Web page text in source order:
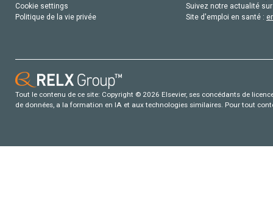
Cookie settings
Politique de la vie privée
Suivez notre actualité
Site d'emploi en santé :
Tout le contenu de ce site: Copyright © 2026 Elsevier, ses concédants de
de données, a la formation en IA et aux technologies similaires. Pour tout